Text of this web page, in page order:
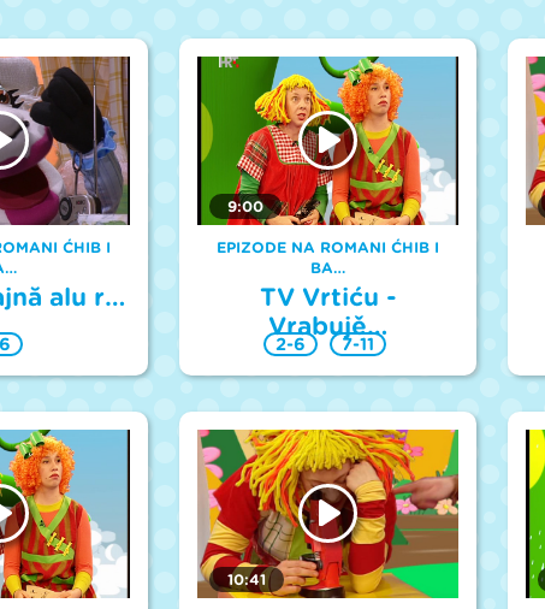
ĆHIB I
alu r…
9:00
EPIZODE NA ROMANI ĆHIB I
BA…
TV Vrtiću -
Vrabujě…
2-6 7-11
10:41